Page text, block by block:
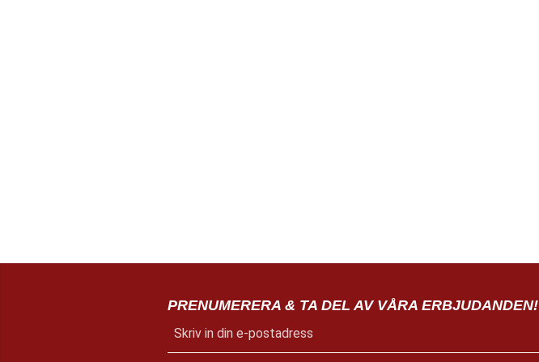
PRENUMERERA & TA DEL AV VÅRA ERBJUDANDEN!